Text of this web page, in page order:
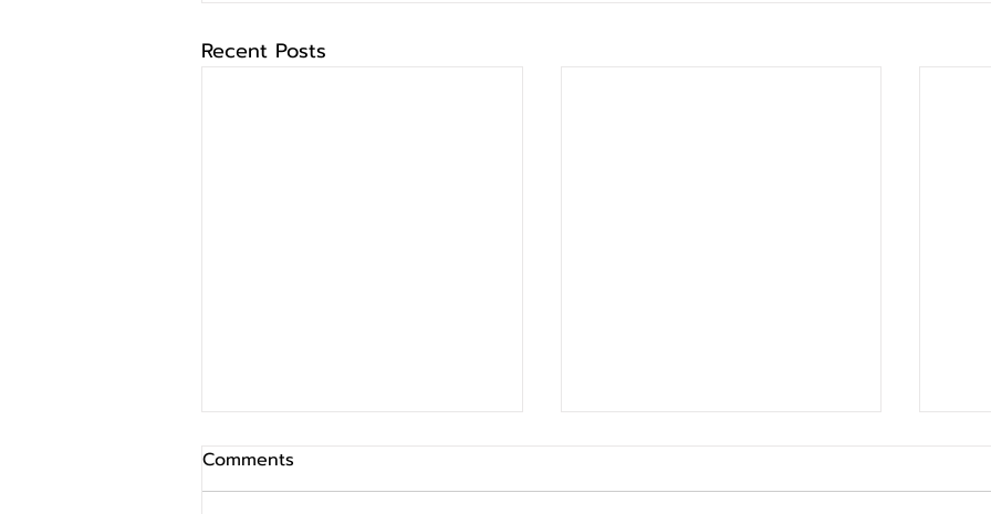
Recent Posts
Comments